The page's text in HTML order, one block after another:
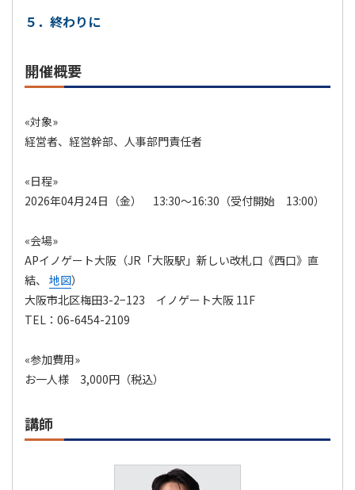
５．終わりに
開催概要
«対象»
経営者、経営幹部、人事部門責任者
«日程»
2026年04月24日（金） 13:30～16:30（受付開始 13:00）
«会場»
APイノゲート大阪（JR「大阪駅」新しい改札口《西口》直
結、 地図）
大阪市北区梅田3-2−123 イノゲート大阪 11F
TEL：06-6454-2109
«参加費用»
お一人様 3,000円（税込）
講師